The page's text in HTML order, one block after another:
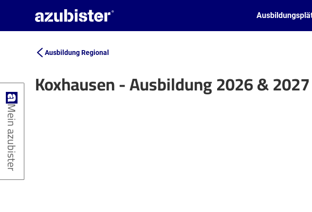
Ausbildung Regional
Koxhausen - Ausbildung 2026 & 2027
Leaflet| ©OpenStreetMap2
Mein azubister